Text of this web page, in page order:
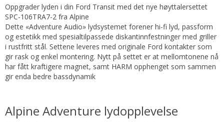
Oppgrader lyden i din Ford Transit med det nye høyttalersettet
SPC-106TRA7-2 fra Alpine
Dette «Adventure Audio» lydsystemet forener hi-fi lyd, passform
og estetikk med spesialtilpassede diskantinnfestninger med griller
i rustfritt stål. Settene leveres med originale Ford kontakter som
gir rask og enkel montering. Nytt på settet er at mellomtonene nå
har fått kraftigere magnet, samt HARM opphenget som sammen
gir enda bedre bassdynamik
Alpine Adventure lydopplevelse